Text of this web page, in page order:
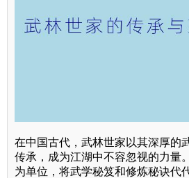
在中国古代，武林世家以其深厚的
传承，成为江湖中不容忽视的力量
为单位，将武学秘笈和修炼秘诀代